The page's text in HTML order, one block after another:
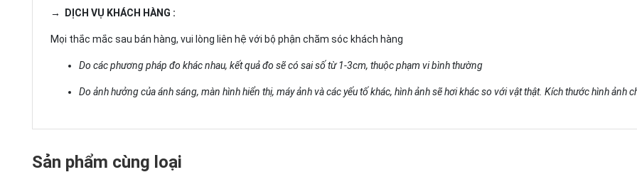
→ DỊCH VỤ KHÁCH HÀNG :
Mọi thắc mắc sau bán hàng, vui lòng liên hệ với bộ phận chăm sóc khách hàng
Do các phương pháp đo khác nhau, kết quả đo sẽ có sai số từ 1-3cm, thuộc phạm vi bình thường
Do ảnh hưởng của ánh sáng, màn hình hiển thị, máy ảnh và các yếu tố khác, hình ảnh sẽ hơi khác so với vật thật. Kích thước hình ảnh
Sản phẩm cùng loại